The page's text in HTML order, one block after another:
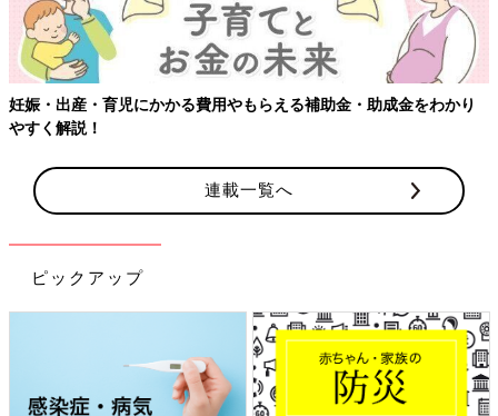
妊娠・出産・育児にかかる費用やもらえる補助金・助成金をわかり
やすく解説！
連載一覧へ
ピックアップ